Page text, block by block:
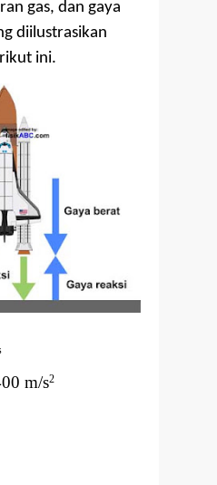
gas, dan gaya
diilustrasikan
ini.
m/s2